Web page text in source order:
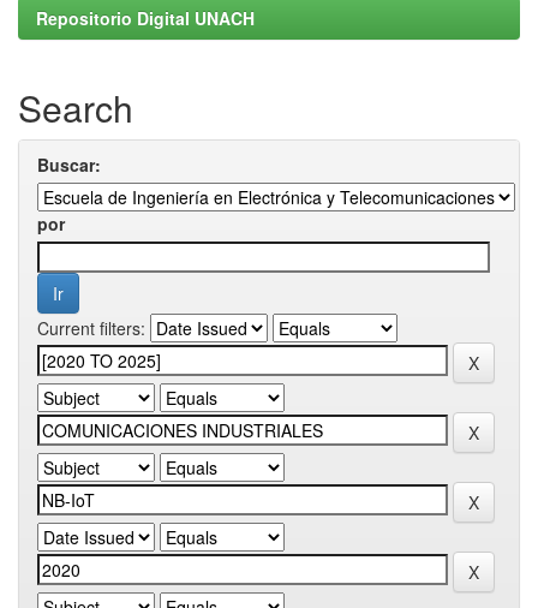
navigationRepositorio Digital UNACH
Search
Buscar:
por
Current filters: